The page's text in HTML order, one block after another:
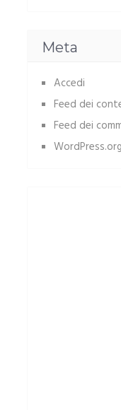
Meta
Accedi
Feed dei
Feed dei
WordPress.org